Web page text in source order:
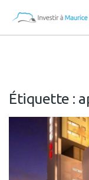
Étiquette :